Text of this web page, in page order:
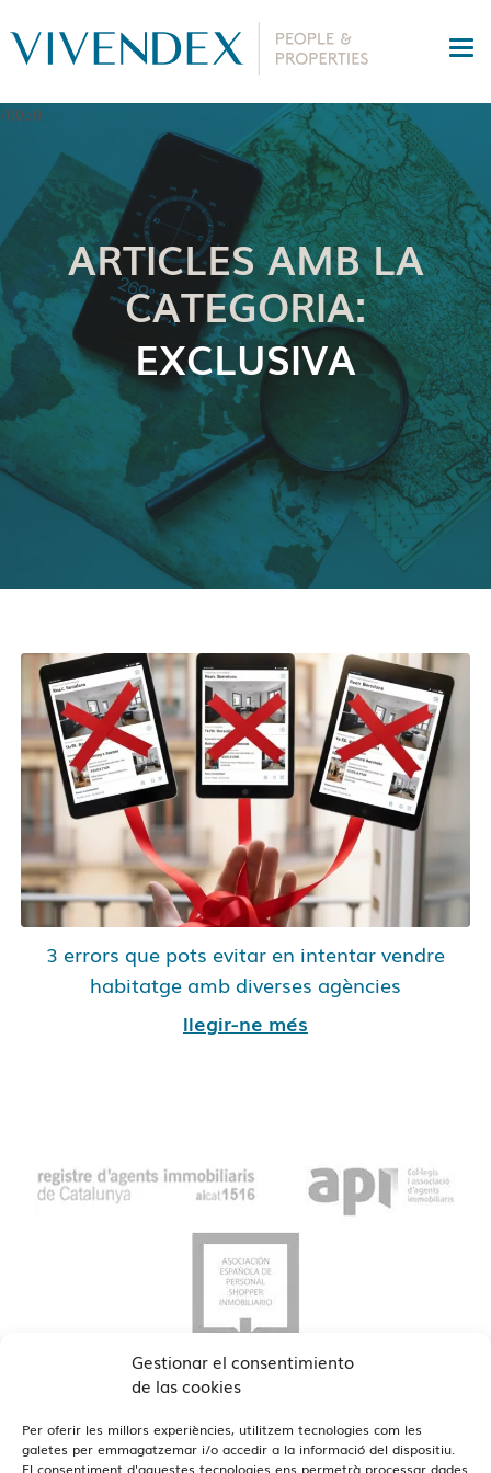
Gestionar el consentimiento
de las cookies
Per oferir les millors experiències, utilitzem tecnologies com les
galetes per emmagatzemar i/o accedir a la informació del dispositiu.
El consentiment d'aquestes tecnologies ens permetrà processar dades
ARTICLES AMB LA
CATEGORIA:
EXCLUSIVA
3 errors que pots evitar en intentar vendre
habitatge amb diverses agències
llegir-ne més